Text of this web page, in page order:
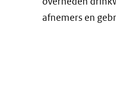
afnemers en